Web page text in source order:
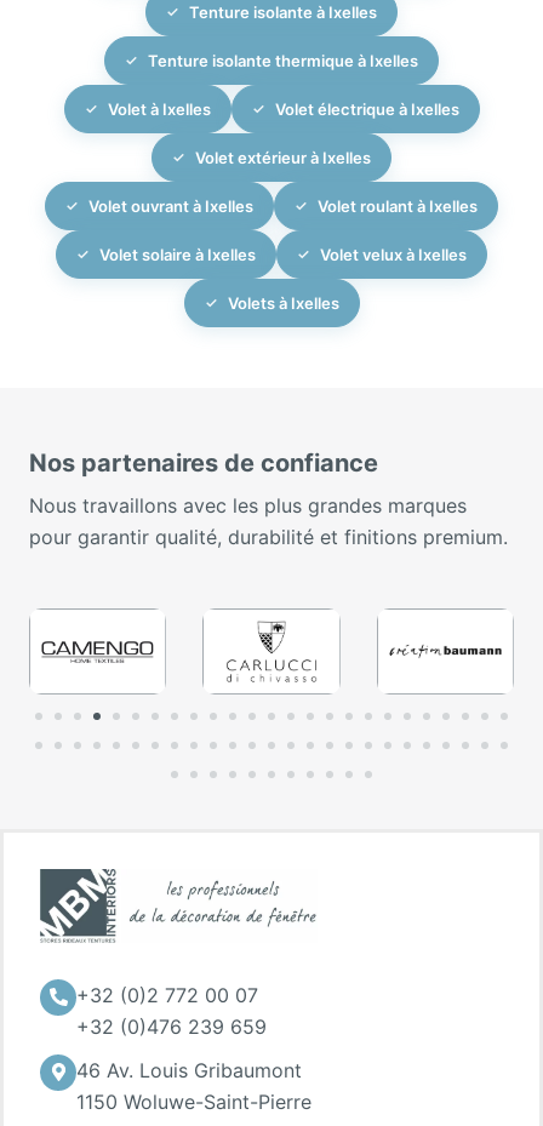
Tenture isolante à Ixelles
Tenture isolante thermique à Ixelles
Volet à Ixelles Volet électrique à Ixelles
Volet extérieur à Ixelles
Volet ouvrant à Ixelles Volet roulant à Ixelles
Volet solaire à Ixelles Volet velux à Ixelles
Volets à Ixelles
Nos partenaires de confiance
Nous travaillons avec les plus grandes marques
pour garantir qualité, durabilité et finitions premium.
+32 (0)2 772 00 07
+32 (0)476 239 659
46 Av. Louis Gribaumont
1150 Woluwe-Saint-Pierre